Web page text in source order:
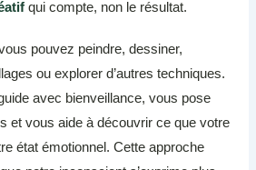
qui compte, non le résultat.
pouvez peindre, dessiner,
ou explorer d’autres techniques.
avec bienveillance, vous pose
et vous aide à découvrir ce que votre
état émotionnel. Cette approche